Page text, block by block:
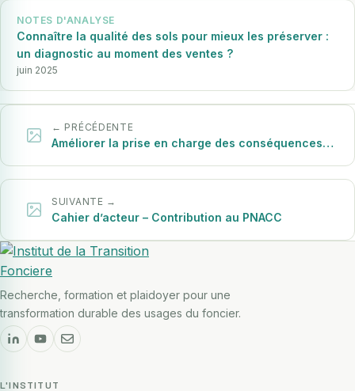
3 000
exploitations agricoles menacées de disparition à
110 M€
de manque à gagner pour la seule production céréalière
89 %
de l’artificialisation se fait sur des terres agricoles
NOTES D'ANALYSE
Connaître la qualité des sols pour mieux les préserver :
un diagnostic au moment des ventes ?
juin 2025
← PRÉCÉDENTE
Améliorer la prise en charge des conséquences…
SUIVANTE →
Cahier d’acteur – Contribution au PNACC
Recherche, formation et plaidoyer pour une
transformation durable des usages du foncier.
L'INSTITUT